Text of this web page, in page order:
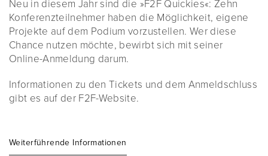
Neu in diesem Jahr sind die »F2F Quickies«: Zehn
Konferenzteilnehmer haben die Möglichkeit, eigene
Projekte auf dem Podium vorzustellen. Wer diese
Chance nutzen möchte, bewirbt sich mit seiner
Online-Anmeldung darum.
Informationen zu den Tickets und dem Anmeldschluss
gibt es auf der F2F-Website.
Weiterführende Informationen